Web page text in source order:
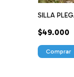
SILLA
$49.000
Comprar